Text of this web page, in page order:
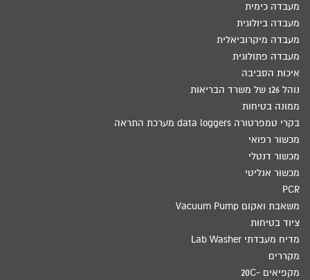
מעבדה כימית
מעבדה ביולוגית
מעבדה מיקרוביאלית
מעבדה פתולוגית
איכות הסביבה
נוהל 126 של משרד הבריאות
ממונה בטיחות
בקרי טמפרטורה data loggers מערכת התראה
מכשור רפואי
מכשור דנטלי
מכשור אנליטי
PCR
משאבת ואקום Vacuum Pump
ציוד בטיחות
מדיח מעבדתי Lab Washer
מקררים
מקפיאים -20C